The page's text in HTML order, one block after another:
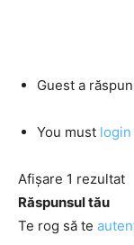
Guest a
You must login
Afișare 1 rezultat
Răspunsul tău
Te rog să te